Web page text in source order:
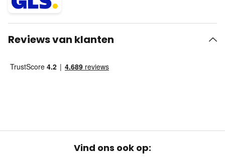
Reviews van klanten
Vind ons ook op: